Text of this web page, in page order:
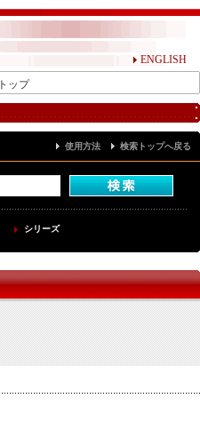
ENGLISH
トップ
使用方法 検索トップへ戻る
シリーズ